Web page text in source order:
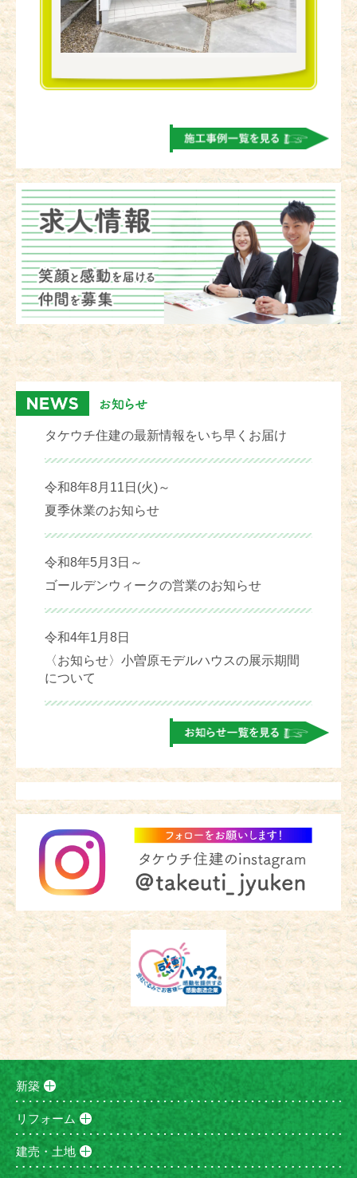
タケウチ住建の最新情報をいち早くお届け
令和8年8月11日(火)～
夏季休業のお知らせ
令和8年5月3日～
ゴールデンウィークの営業のお知らせ
令和4年1月8日
〈お知らせ〉小曽原モデルハウスの展示期間
について
新築
リフォーム
建売・土地